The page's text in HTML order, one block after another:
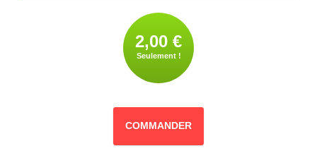
2,00 €
Seulement !
COMMANDER